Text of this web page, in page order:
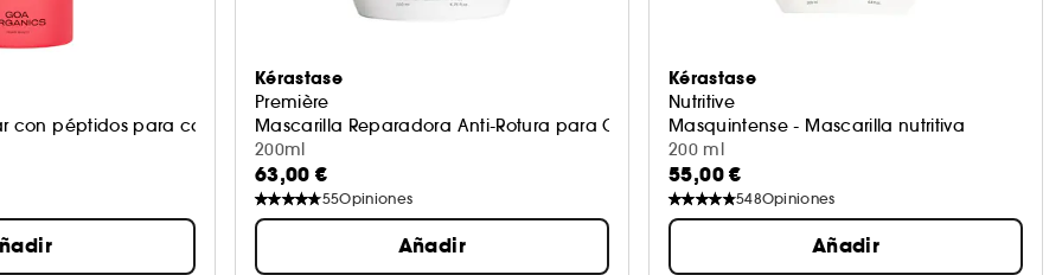
con péptidos para cabello dañado
Kérastase
Première
Mascarilla Reparadora Anti-Rotura para Cabello Dañado
200ml
63,00 €
55Opiniones
Añadir
Kérastase
Nutritive
Masquintense - Mascarilla nutritiva
200 ml
55,00 €
548Opiniones
Añadir